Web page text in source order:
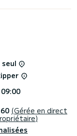
5 toilettes avec
et d'un
gérées
les meilleurs prix
(Gérée en direct